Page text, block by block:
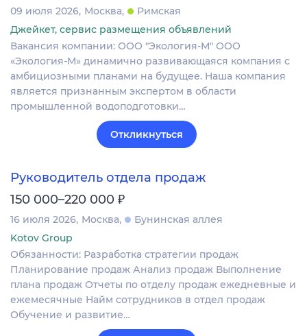
09 июля 2026 Москва
Римская
Джейкет, сервис размещения объявлений
Вакансия компании: ООО "Экология-М" ООО
«Экология-М» динамично развивающаяся компания с
амбициозными планами на будущее. Наша компания
является признанным экспертом в области
промышленной водоподготовки…
Откликнуться
Руководитель отдела продаж
150 000–220 000 ₽
16 июля 2026 Москва
Бунинская аллея
Kotov Group
Обязанности: Разработка стратегии продаж
Планирование продаж Анализ продаж Выполнение
плана продаж Отчеты по отделу продаж ежедневные и
ежемесячные Найм сотрудников в отдел продаж
Обучение и развитие…